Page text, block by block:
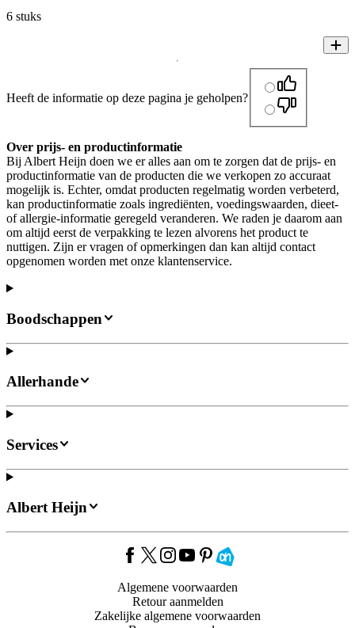
6 stuks
Heeft de informatie op deze pagina je geholpen?
Over prijs- en productinformatie
Bij Albert Heijn doen we er alles aan om te zorgen dat de prijs- en
productinformatie van de producten die we verkopen zo accuraat
mogelijk is. Echter, omdat producten regelmatig worden verbeterd,
kan productinformatie zoals ingrediënten, voedingswaarden, dieet-
of allergie-informatie geregeld veranderen. We raden je daarom aan
om altijd eerst de verpakking te lezen alvorens het product te
nuttigen. Zijn er vragen of opmerkingen dan kan altijd contact
opgenomen worden met onze klantenservice.
Boodschappen
Allerhande
Services
Albert Heijn
Algemene voorwaarden
Retour aanmelden
Zakelijke algemene voorwaarden